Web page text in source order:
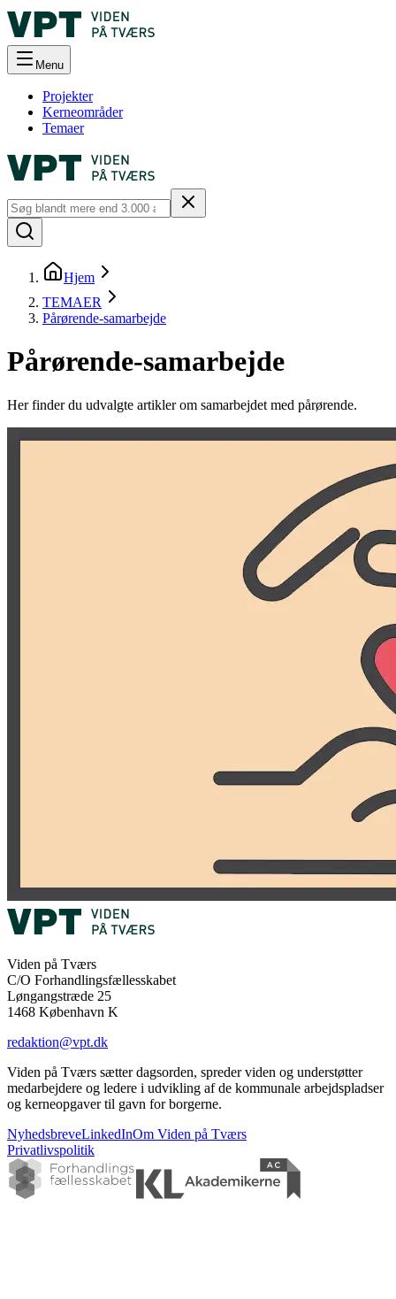
Menu
Projekter
Kerneområder
Temaer
Hjem
TEMAER
Pårørende-samarbejde
Pårørende-samarbejde
Her finder du udvalgte artikler om samarbejdet med pårørende.
Viden på Tværs
C/O Forhandlingsfællesskabet
Løngangstræde 25
1468 København K
redaktion@vpt.dk
Viden på Tværs sætter dagsorden, spreder viden og understøtter
medarbejdere og ledere i udvikling af de kommunale arbejdspladser
og kerneopgaver til gavn for borgerne.
NyhedsbreveLinkedInOm Viden på Tværs
Privatlivspolitik